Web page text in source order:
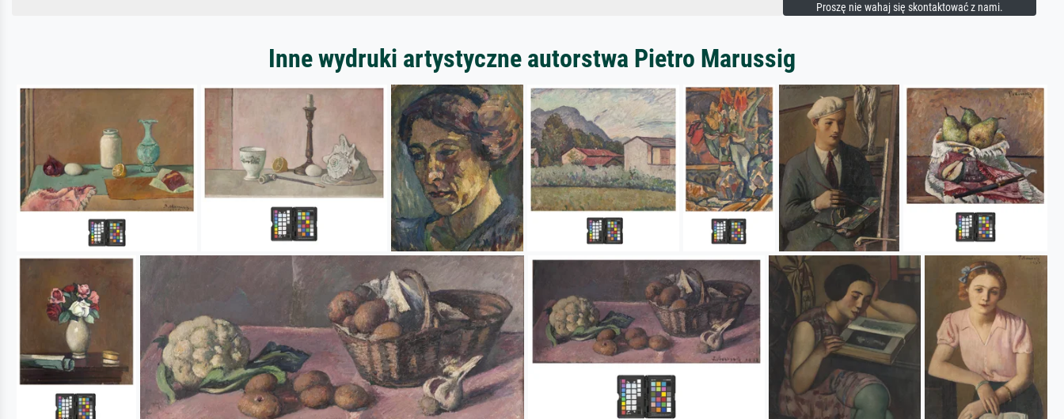
Proszę nie wahaj się skontaktować z nami.
Inne wydruki artystyczne autorstwa Pietro Marussig